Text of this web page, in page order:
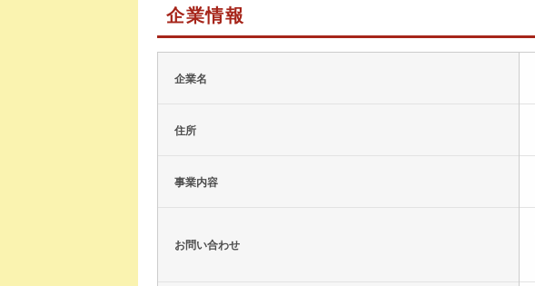
企業情報
企業名
住所
事業内容
お問い合わせ